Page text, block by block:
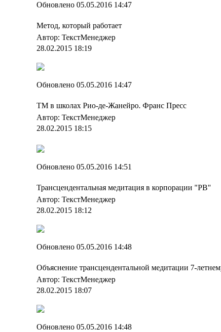
Обновлено 05.05.2016 14:47
Метод, который работает
Автор: ТекстМенеджер
28.02.2015 18:19
Обновлено 05.05.2016 14:47
ТМ в школах Рио-де-Жанейро. Франс Пресс
Автор: ТекстМенеджер
28.02.2015 18:15
Обновлено 05.05.2016 14:51
Трансцендентальная медитация в корпорации "PB"
Автор: ТекстМенеджер
28.02.2015 18:12
Обновлено 05.05.2016 14:48
Объяснение трансцендентальной медитации 7-
Автор: ТекстМенеджер
28.02.2015 18:07
Обновлено 05.05.2016 14:48